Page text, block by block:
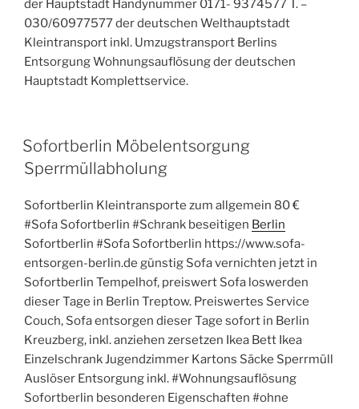
der Hauptstadt Handynummer 0171- 9374577 T. –
030/60977577 der deutschen Welthauptstadt
Kleintransport inkl. Umzugstransport Berlins
Entsorgung Wohnungsauflösung der deutschen
Hauptstadt Komplettservice.
VERÖFFENTLICHT
AM
Sofortberlin Möbelentsorgung
Sperrmüllabholung
Sofortberlin Kleintransporte zum allgemein 80 €
#Sofa Sofortberlin #Schrank beseitigen Berlin
Sofortberlin #Sofa Sofortberlin https://www.sofa-
entsorgen-berlin.de günstig Sofa vernichten jetzt in
Sofortberlin Tempelhof, preiswert Sofa loswerden
dieser Tage in Berlin Treptow. Preiswertes Service
Couch, Sofa entsorgen dieser Tage sofort in Berlin
Kreuzberg, inkl. anziehen zersetzen Ikea Bett Ikea
Einzelschrank Jugendzimmer Kartons Säcke Sperrmüll
Auslöser Entsorgung inkl. #Wohnungsauflösung
Sofortberlin besonderen Eigenschaften #ohne